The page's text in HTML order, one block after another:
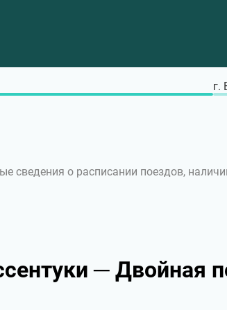
г.
сведения о расписании поездов,
─ Двойная